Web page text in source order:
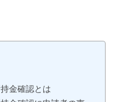
金確認とは